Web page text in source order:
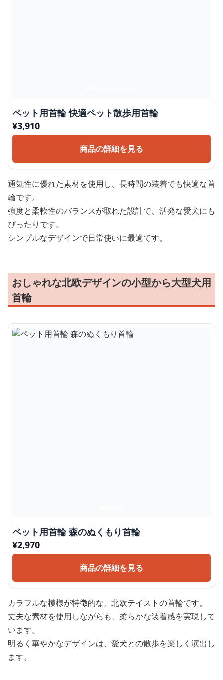
ペット用首輪 快適ペット散歩用首輪
¥3,910
商品の詳細を見る
通気性に優れた素材を使用し、長時間の装着でも快適な首
輪です。
強度と柔軟性のバランスが取れた設計で、活発な愛犬にも
ぴったりです。
シンプルなデザインで日常使いに最適です。
おしゃれな北欧デザインの小型から大型犬用
首輪
ペット用首輪 森のぬくもり首輪
¥2,970
商品の詳細を見る
カラフルな模様が特徴的な、北欧テイストの首輪です。
丈夫な素材を使用しながらも、柔らかな装着感を実現して
います。
明るく華やかなデザインは、愛犬との散歩を楽しく演出し
ます。